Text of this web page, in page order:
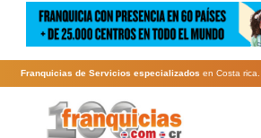
Franquicias de Servicios especializados en Costa
franquicias de Servicios especializados . Abre tu
barata, rentable y segura.